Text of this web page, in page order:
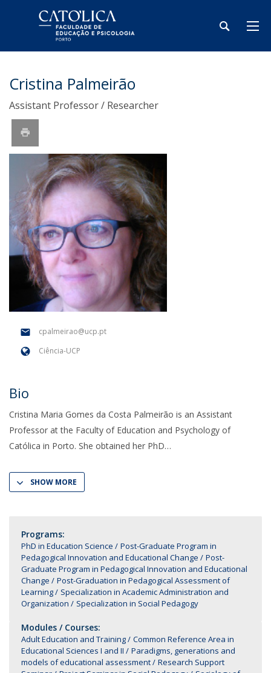
Cristina Palmeirão
Assistant Professor / Researcher
cpalmeirao@ucp.pt
Ciência-UCP
Bio
Cristina Maria Gomes da Costa Palmeirão is an Assistant
Professor at the Faculty of Education and Psychology of
Católica in Porto. She obtained her PhD
SHOW MORE
Programs:
PhD in Education Science
Post-Graduate Program in
Pedagogical Innovation and Educational Change
Post-
Graduate Program in Pedagogical Innovation and Educational
Change
Post-Graduation in Pedagogical Assessment of
Learning
Specialization in Academic Administration and
Organization
Specialization in Social Pedagogy
Modules / Courses:
Adult Education and Training
Common Reference Area in
Educational Sciences I and II
Paradigms, generations and
models of educational assessment
Research Support